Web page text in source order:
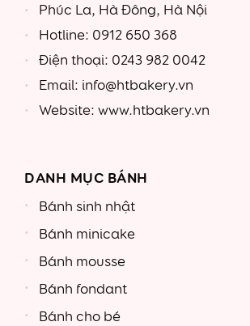
Phúc La, Hà Đông, Hà Nội
Hotline: 0912 650 368
Điện thoại: 0243 982 0042
Email: info@htbakery.vn
Website: www.htbakery.vn
DANH MỤC BÁNH
Bánh sinh nhật
Bánh minicake
Bánh mousse
Bánh fondant
Bánh cho bé